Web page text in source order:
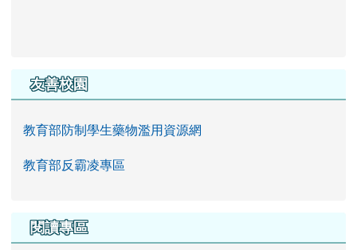
友善校園
教育部防制學生藥物濫用資源網
教育部反霸凌專區
閱讀專區